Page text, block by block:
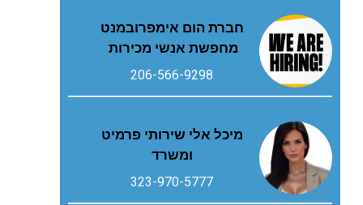
חברת הום אימפרובמנט
מחפשת אנשי מכירות
206-566-9298
מיכל אלי שירותי פרמיט
ומשרד
323-970-5777